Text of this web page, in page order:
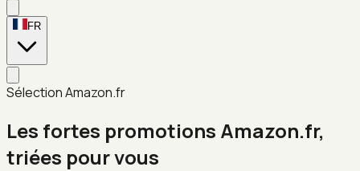
FR
Sélection Amazon.fr
Les fortes promotions Amazon.fr,
triées pour vous